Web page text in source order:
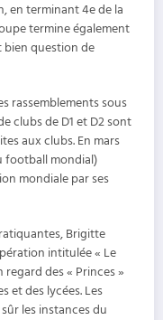
en terminant 4e de la
termine également
bien question de
rassemblements sous
clubs de D1 et D2 sont
aux clubs. En mars
football mondial)
mondiale par ses
Brigitte
intitulée « Le
regard des « Princes »
et des lycées. Les
les instances du